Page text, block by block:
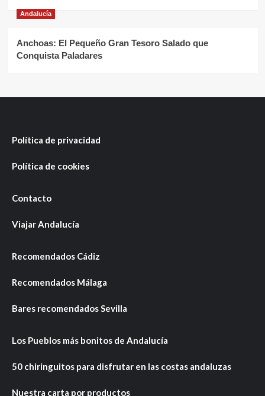
Andalucía
Anchoas: El Pequeño Gran Tesoro Salado que
Conquista Paladares
Política de privacidad
Política de cookies
Contacto
Viajar Andalucía
Recomendados Cádiz
Recomendados Málaga
Bares recomendados Sevilla
Los Pueblos más bonitos de Andalucía
50 chiringuitos para disfrutar en las costas andaluzas
Nuestra carta por productos